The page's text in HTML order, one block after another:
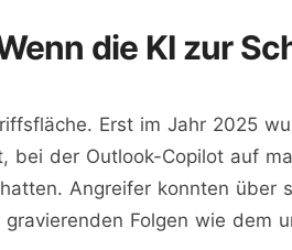
die KI zur
Erst im Jahr 2025
bei der Outlook-Copilot auf
Angreifer konnten über
Folgen wie dem